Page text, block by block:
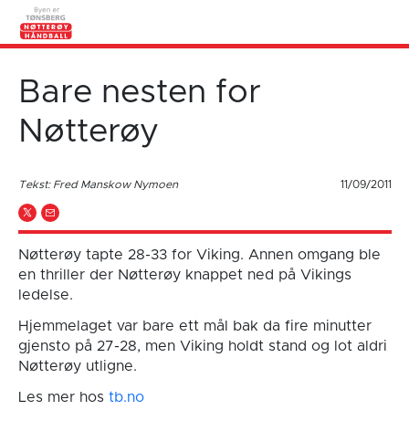
Bare nesten for
Nøtterøy
Tekst: Fred Manskow Nymoen 11/09/2011
Nøtterøy tapte 28-33 for Viking. Annen omgang ble
en thriller der Nøtterøy knappet ned på Vikings
ledelse.
Hjemmelaget var bare ett mål bak da fire minutter
gjensto på 27-28, men Viking holdt stand og lot aldri
Nøtterøy utligne.
Les mer hos tb.no